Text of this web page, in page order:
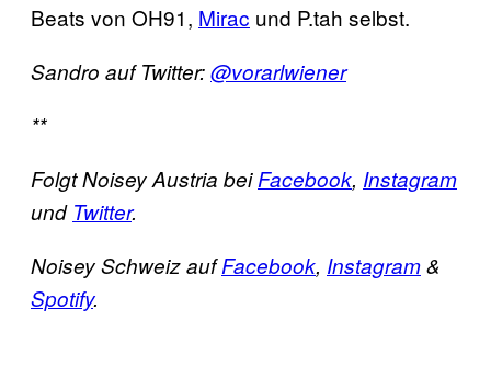
Beats von OH91, Mirac und P.tah selbst.
Sandro auf Twitter:@vorarlwiener
**
Folgt Noisey Austria beiFacebook, Instagram
und Twitter.
Noisey Schweiz aufFacebook, Instagram&
Spotify.